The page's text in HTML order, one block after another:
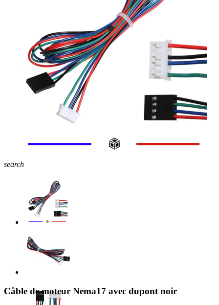
search
Câble de moteur Nema17 avec dupont noir